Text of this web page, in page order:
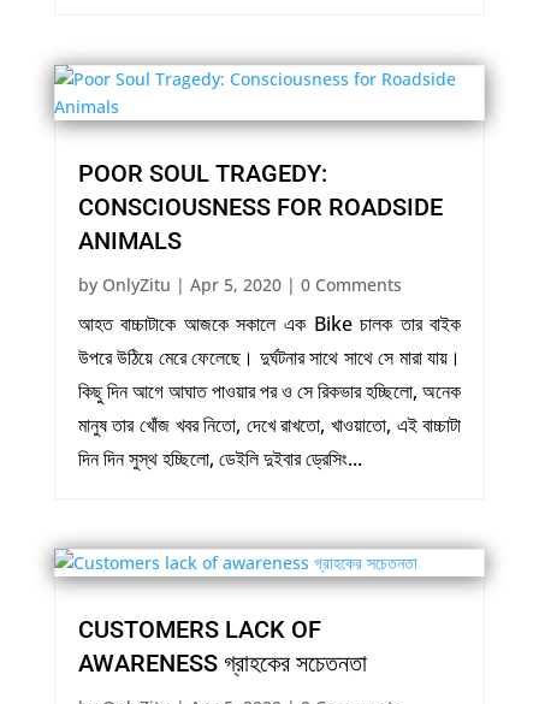
POOR SOUL TRAGEDY:
CONSCIOUSNESS FOR ROADSIDE
ANIMALS
by OnlyZitu | Apr 5, 2020| 0 Comments
আহত বাচ্চাটাকে আজকে সকালে এক Bike চালক তার বাইক
উপরে উঠিয়ে মেরে ফেলেছে। দুর্ঘটনার সাথে সাথে সে মারা যায়।
কিছু দিন আগে আঘাত পাওয়ার পর ও সে রিকভার হচ্ছিলো, অনেক
মানুষ তার খোঁজ খবর নিতো, দেখে রাখতো, খাওয়াতো, এই বাচ্চাটা
দিন দিন সুস্থ হচ্ছিলো, ডেইলি দুইবার ড্রেসিং...
CUSTOMERS LACK OF
AWARENESS গ্রাহকের সচেতনতা